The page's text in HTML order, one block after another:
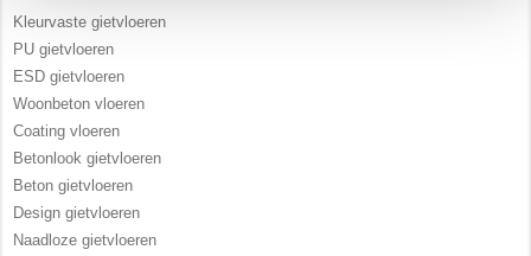
Kleurvaste gietvloeren
PU gietvloeren
ESD gietvloeren
Woonbeton vloeren
Coating vloeren
Betonlook gietvloeren
Beton gietvloeren
Design gietvloeren
Naadloze gietvloeren